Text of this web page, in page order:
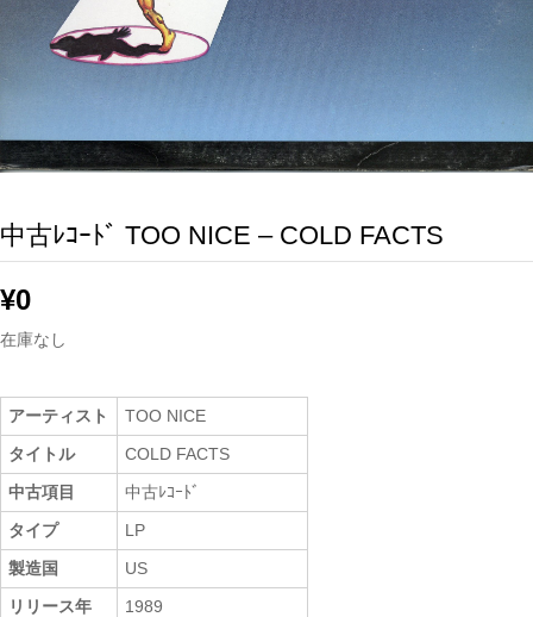
中古ﾚｺｰﾄﾞ TOO NICE – COLD FACTS
¥0
在庫なし
アーティスト
TOO NICE
タイトル
COLD FACTS
中古項目
中古ﾚｺｰﾄﾞ
タイプ
LP
製造国
US
リリース年
1989